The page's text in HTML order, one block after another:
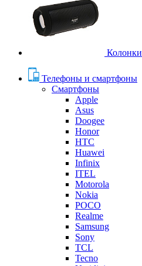
Колонки
Телефоны и смартфоны
Смартфоны
Apple
Asus
Doogee
Honor
HTC
Huawei
Infinix
ITEL
Motorola
Nokia
POCO
Realme
Samsung
Sony
TCL
Tecno